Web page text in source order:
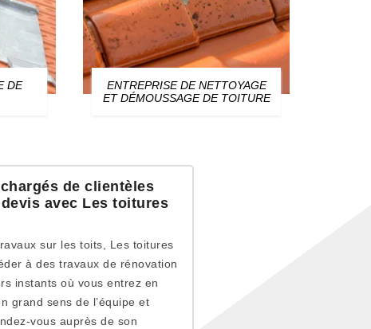
DE
ENTREPRISE DE NETTOYAGE
ET DÉMOUSSAGE DE TOITURE
de clientèles
avec Les toitures
sur les toits, Les toitures
à des travaux de rénovation
instants où vous entrez en
grand sens de l’équipe et
vous auprès de son